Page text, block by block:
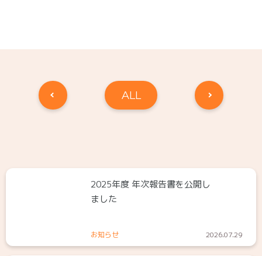
ALL
2025年度 年次報告書を公開し
ました
お知らせ 2026.07.29